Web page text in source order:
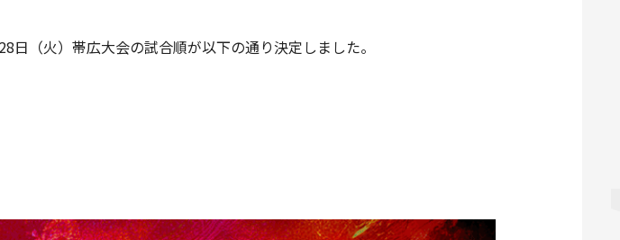
（火）帯広大会の試合順が以下の通り決定しました。